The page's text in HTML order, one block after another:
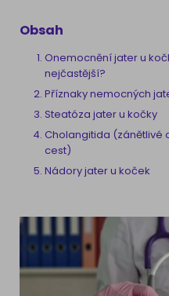
Obsah
Onemocnění jater u
nejčastější?
Příznaky nemocných
Steatóza jater u kočky
Cholangitida (zánětlivé
cest)
Nádory jater u koček